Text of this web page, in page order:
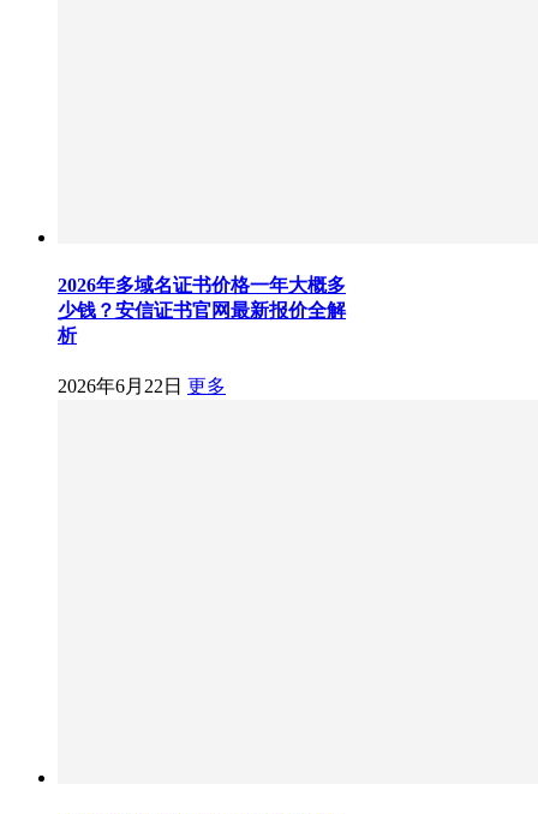
2026年多域名证书价格一年大概多
少钱？安信证书官网最新报价全解
析
2026年6月22日 更多